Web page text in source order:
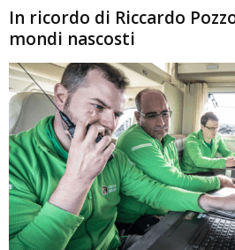
In ricordo di Riccardo
mondi nascosti